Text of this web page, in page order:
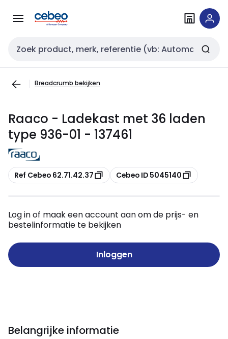
naar
naar
Zoekveld invoer
Breadcrumb bekijken
Raaco - Ladekast met 36 laden
type 936-01 - 137461
Kopiëren
Ref Cebeo 62.71.42.37 Kopiëren
Cebeo ID 5045140
Log in of maak een account aan om de prijs- en
bestelinformatie te bekijken
Inloggen
Belangrijke informatie